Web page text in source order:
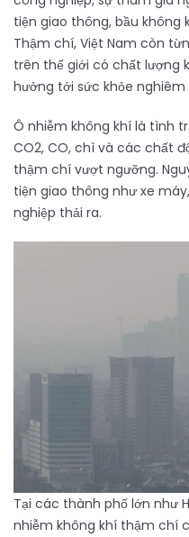
tiện giao thông, bầu không
Thậm chí, Việt Nam còn
trên thế giới có chất lượng
hưởng tới sức khỏe nghiêm
Ô nhiễm không khí là tình
CO2, CO, chì và các chất
thậm chí vượt ngưỡng.
tiện giao thông như xe
nghiệp thải ra.
Tại các thành phố lớn như
nhiễm không khí thậm chí